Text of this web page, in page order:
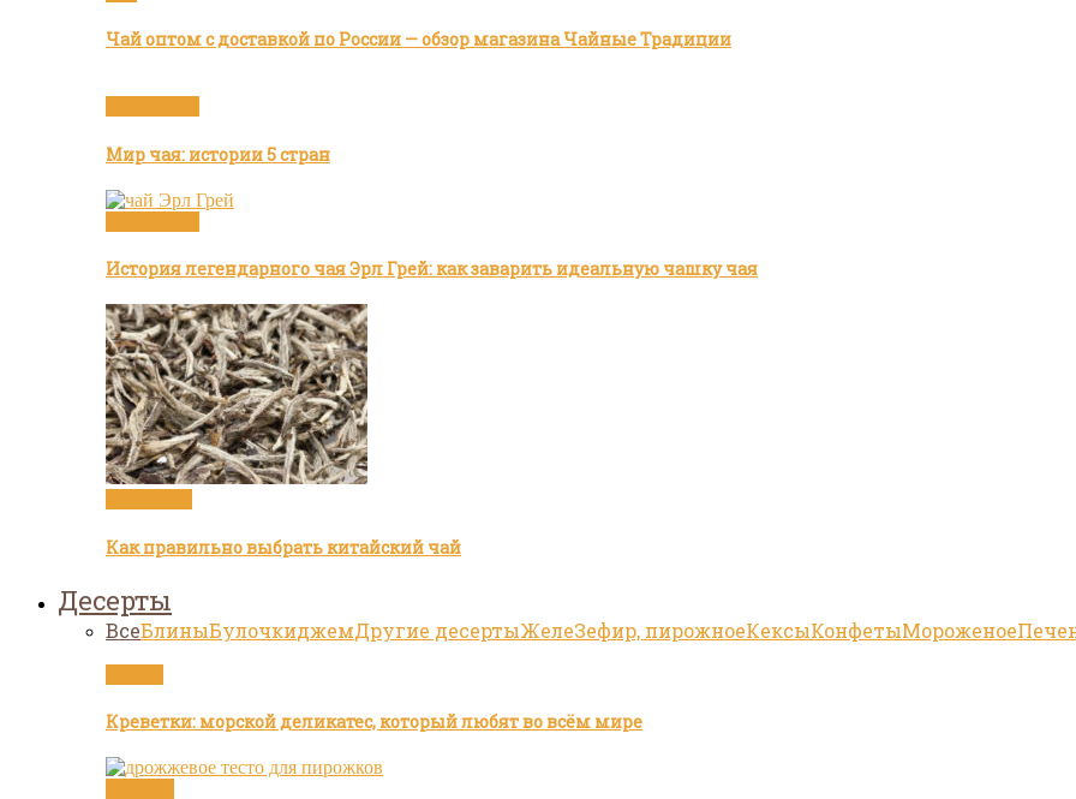
Чай оптом с доставкой по России — обзор магазина Чайные Традиции
Мир чая: истории 5 стран
История легендарного чая Эрл Грей: как заварить идеальную чашку чая
Как правильно выбрать китайский чай
Десерты
ВсеБлиныБулочкиджемДругие десертыЖелеЗефир, пирожноеКексыКонфетыМороженое
Креветки: морской деликатес, который любят во всём мире